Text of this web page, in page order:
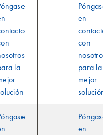
la
Póngase
en
contacto
con
nosotros
para la
mejor
solución
Póngase
en